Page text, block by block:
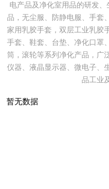
电产品及净化室用品的研发
品，无尘服、防静电服、手套
家用乳胶手套，双层工业乳胶
手套、鞋套、台垫、净化口罩
筒，滚轮等系列净化产品，广
仪器、液晶显示器、微电子、
品工业
暂无数据